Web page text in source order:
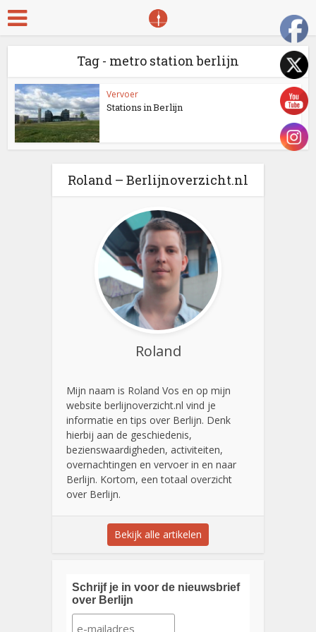
Tag - metro station berlijn
Vervoer
Stations in Berlijn
Roland – Berlijnoverzicht.nl
Roland
Mijn naam is Roland Vos en op mijn
website berlijnoverzicht.nl vind je
informatie en tips over Berlijn. Denk
hierbij aan de geschiedenis,
bezienswaardigheden, activiteiten,
overnachtingen en vervoer in en naar
Berlijn. Kortom, een totaal overzicht
over Berlijn.
Bekijk alle artikelen
Schrijf je in voor de nieuwsbrief
over Berlijn